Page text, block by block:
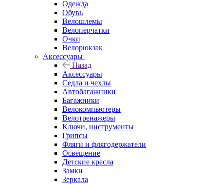
Одежда
Обувь
Велошлемы
Велоперчатки
Очки
Велорюкзак
Аксессуары
Назад
Аксессуары
Седла и чехлы
Автобагажники
Багажники
Велокомпьютеры
Велотренажеры
Ключи, инструменты
Грипсы
Фляги и флягодержатели
Освещение
Детские кресла
Замки
Зеркала